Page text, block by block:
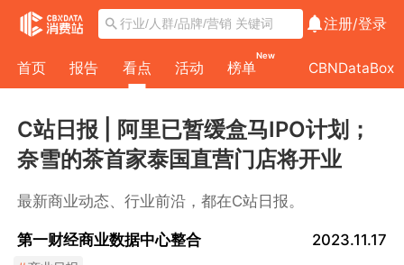
注册/登录
首页 报告 看点 活动 榜单
New
CBNDataBox
C站日报 | 阿里已暂缓盒马IPO计划；
奈雪的茶首家泰国直营门店将开业
最新商业动态、行业前沿，都在C站日报。
第一财经商业数据中心整合 2023.11.17